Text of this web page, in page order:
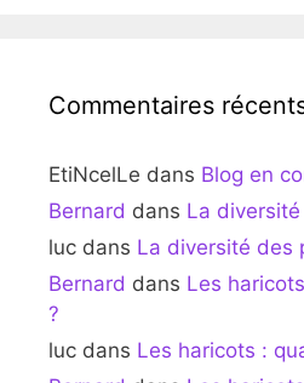
Commentaires
EtiNcelLe dans Blog en
Bernard dans La
luc dans La diversité des
Bernard dans Les
?
luc dans Les haricots :